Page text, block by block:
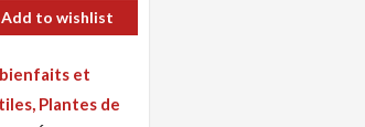
Add to wishlist
bienfaits et
Plantes de